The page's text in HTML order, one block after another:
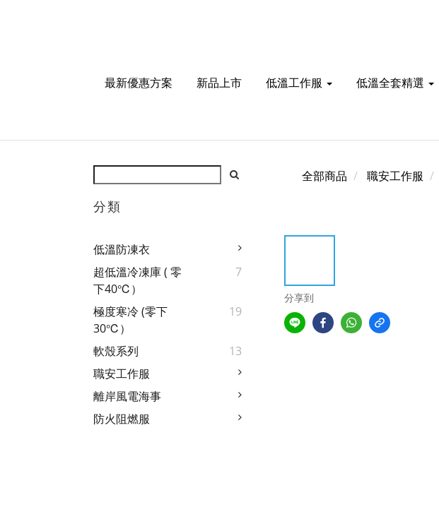
最新優惠方案 新品上市 低溫工作服 低溫全套精選
分類
低溫防凍衣
超低溫冷凍庫 ( 零
下40℃）
7
極度寒冷 (零下
30℃）
19
軟殼系列
13
職安工作服
離岸風電海事
防火阻燃服
全部商品 職安工作服
分享到